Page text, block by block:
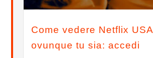
Come vedere Netflix USA
ovunque tu sia: accedi